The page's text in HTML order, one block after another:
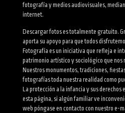
fotografía y medios audiovisuales,
internet.
Descargar fotos es totalmente gratuito.
aporta su apoyo para que todos
Fotografía es un iniciativa que refleja e
patrimonio artístico y sociológico que nos
Nuestros monumentos, tradiciones,
fotografías toda nuestra realidad como
La protección a la infancia y sus
esta página, si algún familiar ve
web póngase en contacto con nuestro e-